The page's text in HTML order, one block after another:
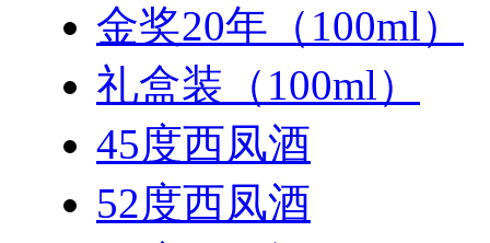
金奖20年（100ml）
礼盒装（100ml）
45度西凤酒
52度西凤酒